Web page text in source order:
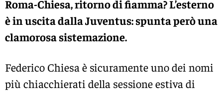
Roma-Chiesa, ritorno di fiamma? L’esterno
è in uscita dalla Juventus: spunta però una
clamorosa sistemazione.
Federico Chiesa è sicuramente uno dei nomi
più chiacchierati della sessione estiva di